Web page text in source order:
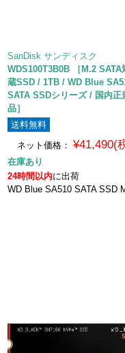
SanDisk サンディスク
WDS100T3B0B ［M.2 SATA
蔵SSD / 1TB / WD Blue
SATA SSDシリーズ / 国内正
品］
送料無料
ネット価格： ¥41,490(
在庫あり
24時間以内に出荷
WD Blue SA510 SATA SSD